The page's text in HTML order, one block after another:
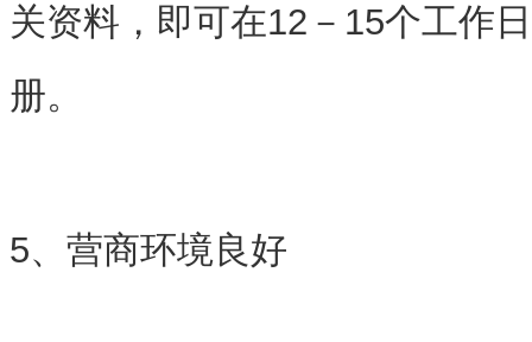
关资料，即可在12－15个工作
册。
5、营商环境良好